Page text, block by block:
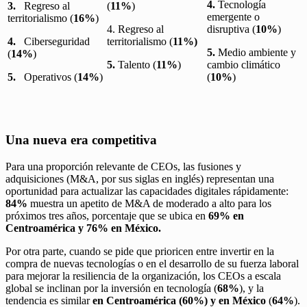
3. Regreso al
territorialismo (16%)
4.
Ciberseguridad
(14%)
5.
Operativos (14%)
(11%)
4. Regreso al
territorialismo (11%)
5. Talento (11%)
4. Tecnología
emergente o
disruptiva (10%)
5. Medio ambiente y
cambio climático
(10%)
Una nueva era competitiva
Para una proporción relevante de CEOs, las fusiones y
adquisiciones (M&A, por sus siglas en inglés) representan una
oportunidad para actualizar las capacidades digitales rápidamente:
84% muestra un apetito de M&A de moderado a alto para los
próximos tres años, porcentaje que se ubica en 69% en
Centroamérica y 76% en México.
Por otra parte, cuando se pide que prioricen entre invertir en la
compra de nuevas tecnologías o en el desarrollo de su fuerza laboral
para mejorar la resiliencia de la organización, los CEOs a escala
global se inclinan por la inversión en tecnología (68%), y la
tendencia es similaren Centroamérica (60%) y en México (64%).